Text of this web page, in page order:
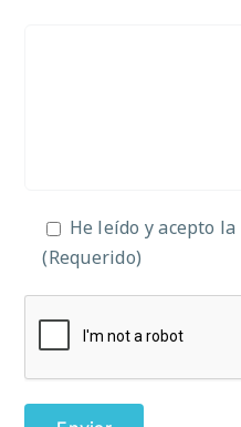
He leído y acepto la
(Requerido)